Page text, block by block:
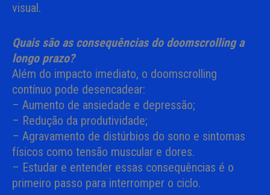
visual.
Quais são as consequências do doomscrolling a
longo prazo?
Além do impacto imediato, o doomscrolling
contínuo pode desencadear:
– Aumento de ansiedade e depressão;
– Redução da produtividade;
– Agravamento de distúrbios do sono e sintomas
físicos como tensão muscular e dores.
– Estudar e entender essas consequências é o
primeiro passo para interromper o ciclo.